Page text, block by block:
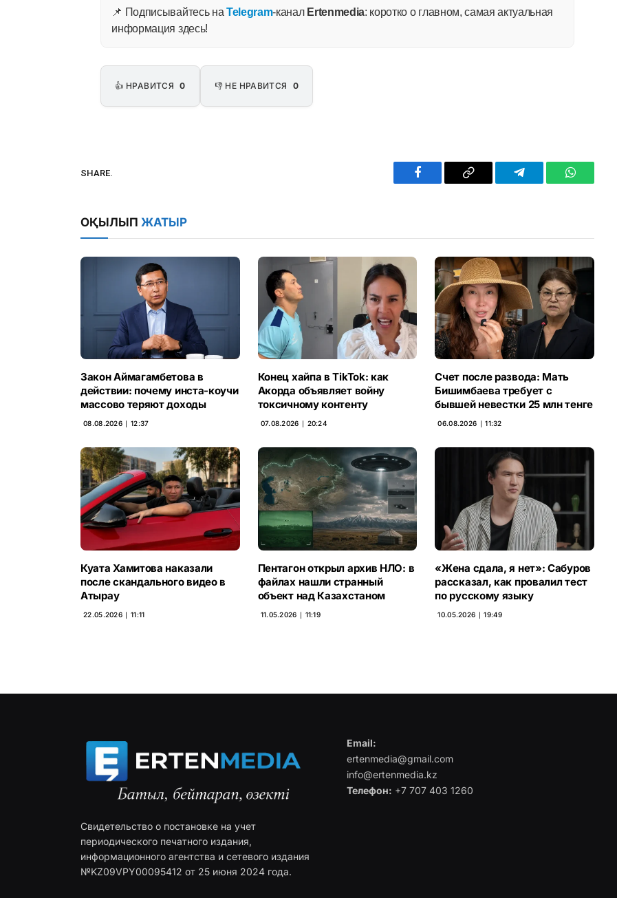
📌 Подписывайтесь на Telegram-канал Ertenmedia: коротко о главном, самая актуальная
информация здесь!
👍 НРАВИТСЯ 0 👎 НЕ НРАВИТСЯ 0
SHARE.
Facebook Copy
Telegram WhatsApp
ОҚЫЛЫП ЖАТЫР
Закон Аймагамбетова в
действии: почему инста-коучи
массово теряют доходы
08.08.2026 ∣ 12:37
Конец хайпа в TikTok: как
Акорда объявляет войну
токсичному контенту
07.08.2026 ∣ 20:24
Счет после развода: Мать
Бишимбаева требует с
бывшей невестки 25 млн тенге
06.08.2026 ∣ 11:32
Куата Хамитова наказали
после скандального видео в
Атырау
22.05.2026 ∣ 11:11
Пентагон открыл архив НЛО: в
файлах нашли странный
объект над Казахстаном
11.05.2026 ∣ 11:19
«Жена сдала, я нет»: Сабуров
рассказал, как провалил тест
по русскому языку
10.05.2026 ∣ 19:49
Свидетельство о постановке на учет
периодического печатного издания,
информационного агентства и сетевого издания
№KZ09VPY00095412 от 25 июня 2024 года.
Email:
ertenmedia@gmail.com
info@ertenmedia.kz
Телефон: +7 707 403 1260